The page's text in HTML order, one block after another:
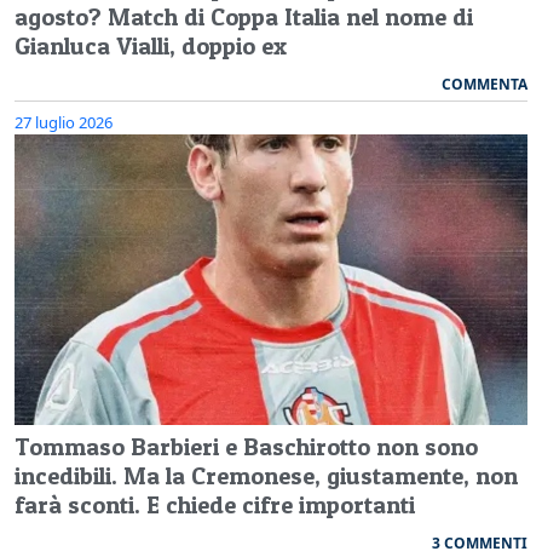
agosto? Match di Coppa Italia nel nome di
Gianluca Vialli, doppio ex
COMMENTA
27 luglio 2026
Tommaso Barbieri e Baschirotto non sono
incedibili. Ma la Cremonese, giustamente, non
farà sconti. E chiede cifre importanti
3 COMMENTI